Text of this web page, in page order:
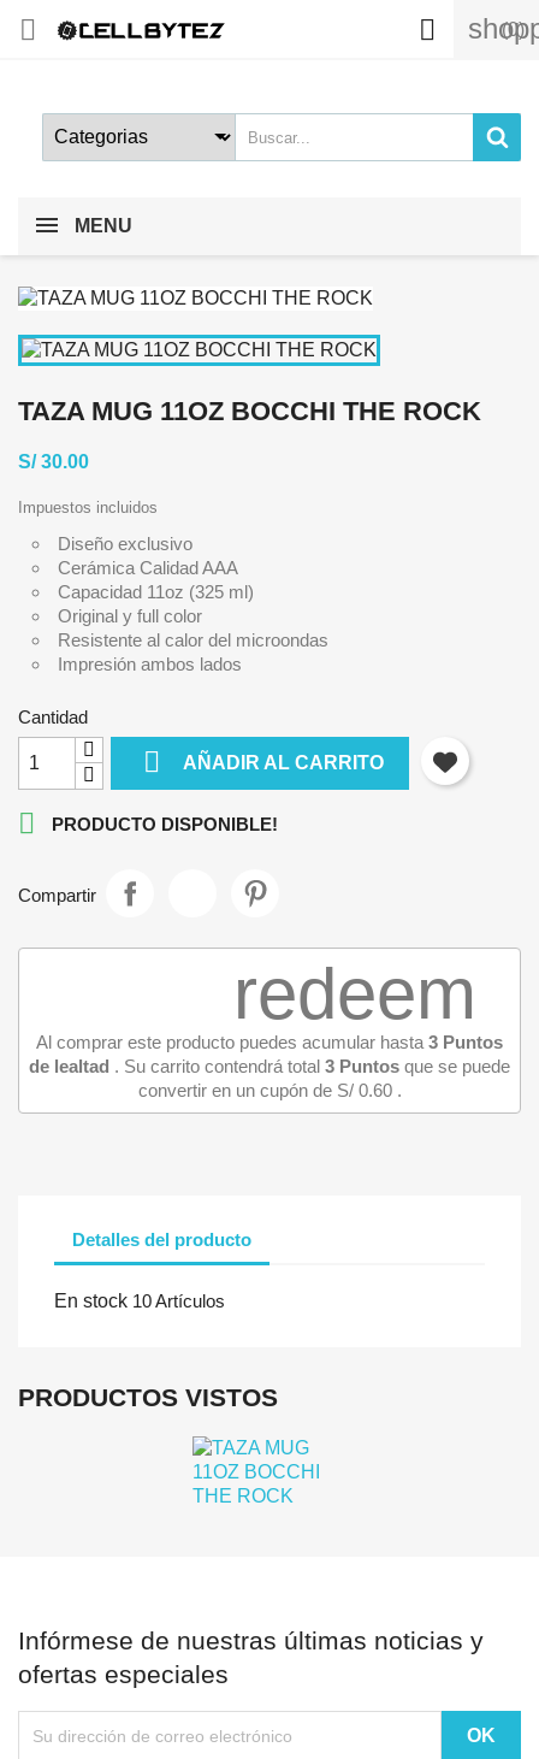
 (0)

MENU
TAZA MUG 11OZ BOCCHI THE ROCK
S/ 30.00
Impuestos incluidos
Diseño exclusivo
Cerámica Calidad AAA
Capacidad 11oz (325 ml)
Original y full color
Resistente al calor del microondas
Impresión ambos lados
Cantidad
 AÑADIR AL CARRITO
 PRODUCTO DISPONIBLE!
Compartir
redeem
Al comprar este producto puedes acumular hasta 3 Puntos
de lealtad . Su carrito contendrá total 3 Puntos que se puede
convertir en un cupón de S/ 0.60.
Detalles del producto
En stock 10 Artículos
PRODUCTOS VISTOS
Infórmese de nuestras últimas noticias y
ofertas especiales
Iniciar sesión